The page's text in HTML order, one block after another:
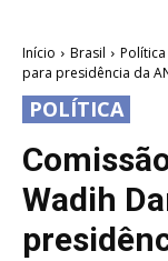
Início Brasil Política
para presidência da
POLÍTICA
Wadih